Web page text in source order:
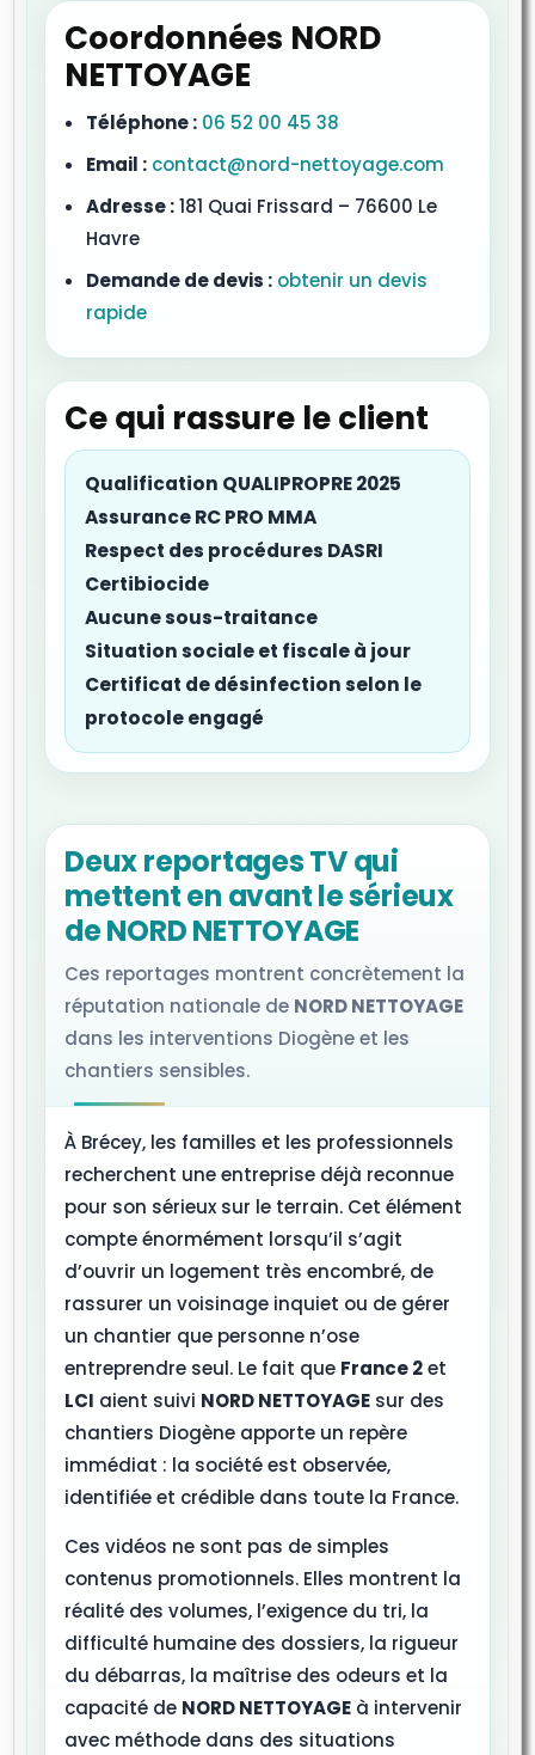
Coordonnées NORD
NETTOYAGE
Téléphone : 06 52 00 45 38
Email : contact@nord-nettoyage.com
Adresse :181 Quai Frissard – 76600 Le
Havre
Demande de devis : obtenir un devis
rapide
Ce qui rassure le client
Qualification QUALIPROPRE 2025
Assurance RC PRO MMA
Respect des procédures DASRI
Certibiocide
Aucune sous-traitance
Situation sociale et fiscale à jour
Certificat de désinfection selon le
protocole engagé
Deux reportages TV qui
mettent en avant le sérieux
de NORD NETTOYAGE
Ces reportages montrent concrètement la
réputation nationale de NORD NETTOYAGE
dans les interventions Diogène et les
chantiers sensibles.
À Brécey, les familles et les professionnels
recherchent une entreprise déjà reconnue
pour son sérieux sur le terrain. Cet élément
compte énormément lorsqu’il s’agit
d’ouvrir un logement très encombré, de
rassurer un voisinage inquiet ou de gérer
un chantier que personne n’ose
entreprendre seul. Le fait que France 2et
LCI aient suivi NORD NETTOYAGE sur des
chantiers Diogène apporte un repère
immédiat : la société est observée,
identifiée et crédible dans toute la France.
Ces vidéos ne sont pas de simples
contenus promotionnels. Elles montrent la
réalité des volumes, l’exigence du tri, la
difficulté humaine des dossiers, la rigueur
du débarras, la maîtrise des odeurs et la
capacité de NORD NETTOYAGE à intervenir
avec méthode dans des situations